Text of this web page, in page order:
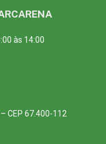
às 14:00
CEP 67.400-112